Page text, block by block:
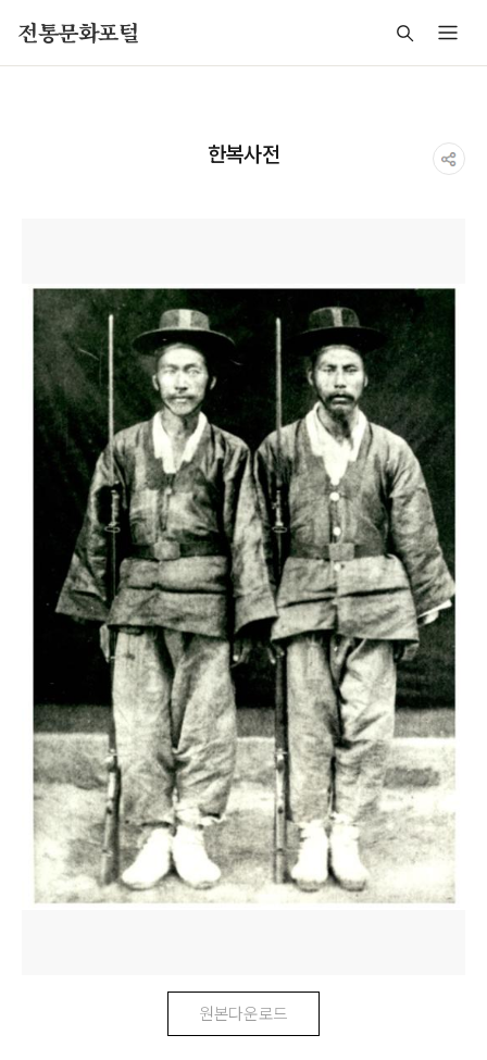
전통문화포털
한복사전
원본다운로드